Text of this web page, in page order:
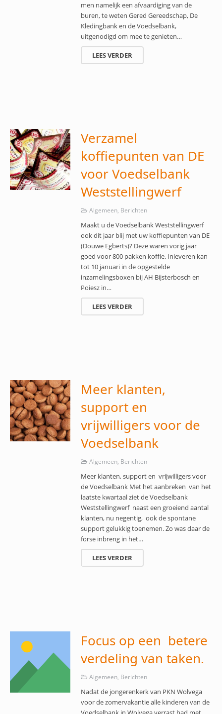
men namelijk een afvaardiging van de
buren, te weten Gered Gereedschap, De
Kledingbank en de Voedselbank,
uitgenodigd om mee te genieten…
LEES VERDER
Verzamel
koffiepunten van DE
voor Voedselbank
Weststellingwerf
Algemeen, Berichten
Maakt u de Voedselbank Weststellingwerf
ook dit jaar blij met uw koffiepunten van DE
(Douwe Egberts)? Deze waren vorig jaar
goed voor 800 pakken koffie. Inleveren kan
tot 10 januari in de opgestelde
inzamelingsboxen bij AH Bijsterbosch en
Poiesz in…
LEES VERDER
Meer klanten,
support en
vrijwilligers voor de
Voedselbank
Algemeen, Berichten
Meer klanten, support en vrijwilligers voor
de Voedselbank Met het aanbreken van het
laatste kwartaal ziet de Voedselbank
Weststellingwerf naast een groeiend aantal
klanten, nu negentig, ook de spontane
support gelukkig toenemen. Zo was daar de
forse inbreng in het…
LEES VERDER
Focus op een betere
verdeling van taken.
Algemeen, Berichten
Nadat de jongerenkerk van PKN Wolvega
voor de zomervakantie alle kinderen van de